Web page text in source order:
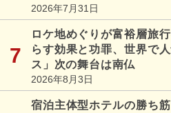
2026年7月31日
ロケ地めぐりが富裕層旅
らす効果と功罪、世界で
ス」次の舞台は南仏
2026年8月3日
宿泊主体型ホテルの勝ち